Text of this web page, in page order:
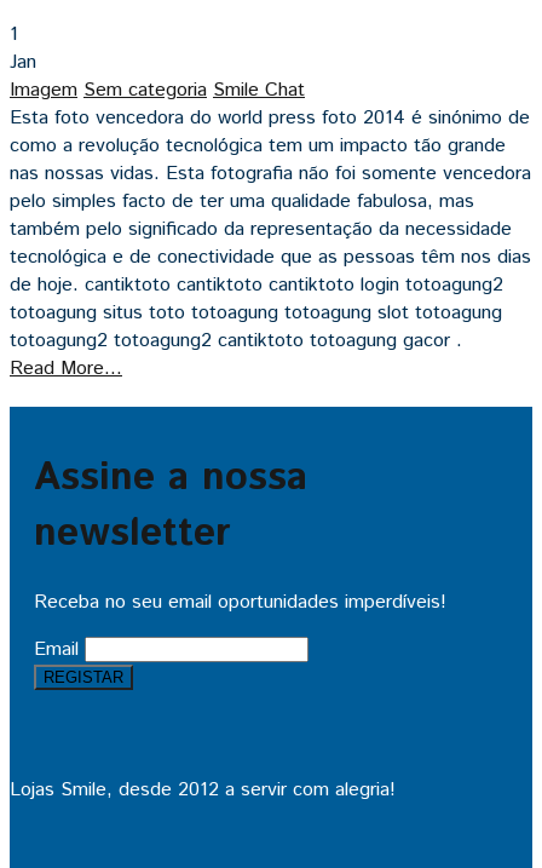
1
Jan
Imagem Sem categoria Smile Chat
Esta foto vencedora do world press foto 2014 é sinónimo de
como a revolução tecnológica tem um impacto tão grande
nas nossas vidas. Esta fotografia não foi somente vencedora
pelo simples facto de ter uma qualidade fabulosa, mas
também pelo significado da representação da necessidade
tecnológica e de conectividade que as pessoas têm nos dias
de hoje. cantiktoto cantiktoto cantiktoto login totoagung2
totoagung situs toto totoagung totoagung slot totoagung
totoagung2 totoagung2 cantiktoto totoagung gacor .
Read More...
Assine a nossa
newsletter
Receba no seu email oportunidades imperdíveis!
Email
Lojas Smile, desde 2012 a servir com alegria!